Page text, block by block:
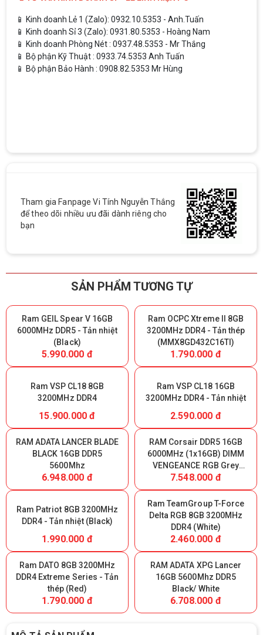
📱 Kinh doanh Lẻ 1 (Zalo): 0932.10.5353 - Anh.Tuấn
📱 Kinh doanh Sỉ 3 (Zalo): 0931.80.5353 - Hoàng Nam
📱 Kinh doanh Phòng Nét : 0937.48.5353 - Mr Thắng
📱 Bộ phận Kỹ Thuật : 0933.74.5353 Anh Tuấn
📱 Bộ phận Bảo Hành : 0908.82.5353 Mr Hùng
Tham gia Fanpage Vi Tính Nguyễn Thắng
để theo dõi nhiều ưu đãi dành riêng cho
bạn
SẢN PHẨM TƯƠNG TỰ
Ram GEIL Spear V 16GB
6000MHz DDR5 - Tản nhiệt
(Black)
5.990.000 đ
Ram OCPC Xtreme II 8GB
3200MHz DDR4 - Tản thép
(MMX8GD432C16TI)
1.790.000 đ
Ram VSP CL18 8GB
3200MHz DDR4
15.900.000 đ
Ram VSP CL18 16GB
3200MHz DDR4 - Tản nhiệt
2.590.000 đ
RAM ADATA LANCER BLADE
BLACK 16GB DDR5
5600Mhz
6.948.000 đ
RAM Corsair DDR5 16GB
6000MHz (1x16GB) DIMM
VENGEANCE RGB Grey
Heatspreader, RGB LED,
Intel XMP & AMD EXPO,
1.35V
7.548.000 đ
Ram Patriot 8GB 3200MHz
DDR4 - Tản nhiệt (Black)
1.990.000 đ
Ram TeamGroup T-Force
Delta RGB 8GB 3200MHz
DDR4 (White)
2.460.000 đ
Ram DATO 8GB 3200MHz
DDR4 Extreme Series - Tản
thép (Red)
1.790.000 đ
RAM ADATA XPG Lancer
16GB 5600Mhz DDR5
Black/ White
6.708.000 đ